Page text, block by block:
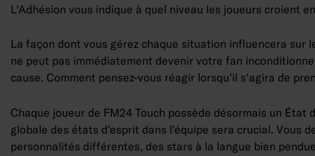
L'Adhésion vous indique à quel niveau les joueurs croient
La façon dont vous gérez chaque situation influencera sur
ne peut pas immédiatement devenir votre fan
cause. Comment pensez-vous réagir lorsqu'il s'agira de
Chaque joueur de FM24 Touch possède désormais un
globale des états d'esprit dans l'équipe sera crucial. Vous
personnalités différentes, des stars à la langue bien